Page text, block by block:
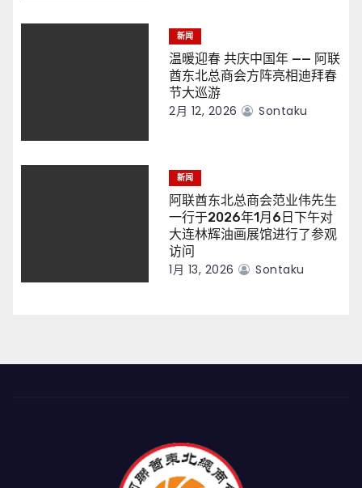
新闻
温暖迎春 共庆中国年 —— 阿联
酋东北总商会方阵亮相迪拜春
节大巡游
2月 12, 2026 Sontaku
新闻
阿联酋东北总商会范业伟先生
一行于2026年1月6日下午对
大连林辉油画展馆进行了参观
访问
1月 13, 2026 Sontaku